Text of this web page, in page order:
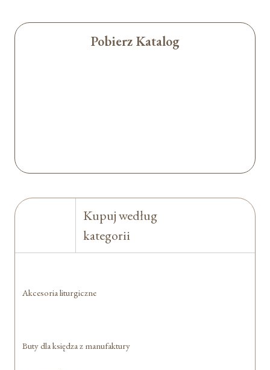
Pobierz Katalog
Kupuj według
kategorii
Akcesoria liturgiczne
Buty dla księdza z manufaktury